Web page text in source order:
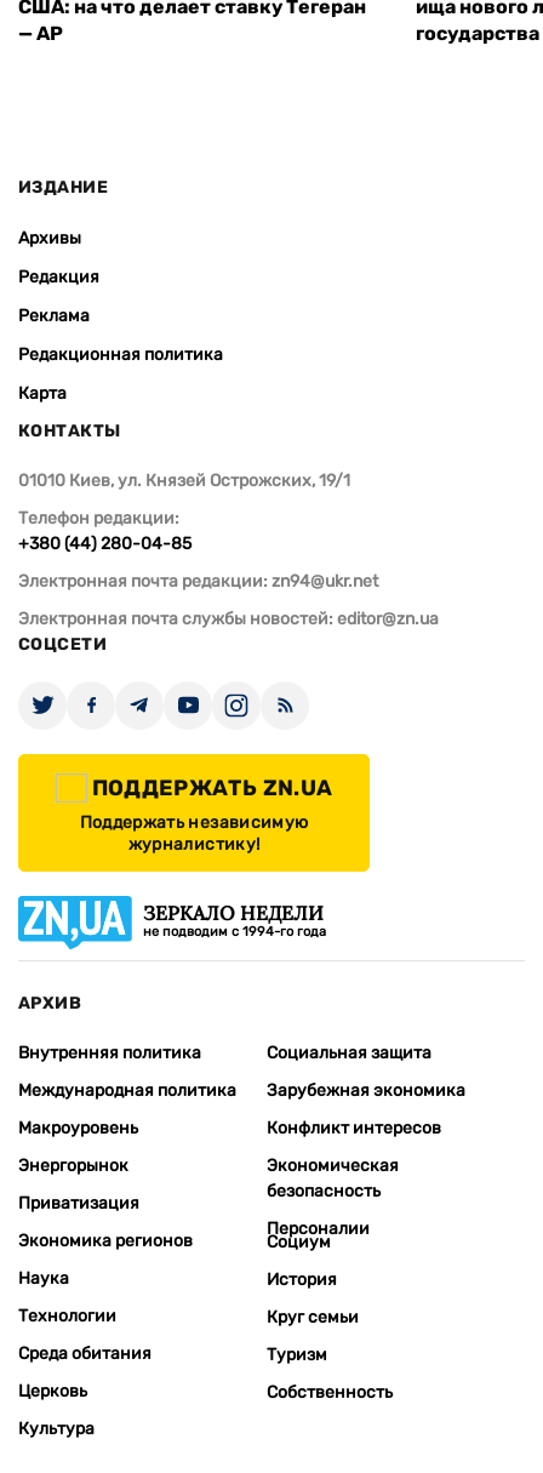
США: на что делает ставку Тегеран
— AP
ища нового
ИЗДАНИЕ
Архивы
Редакция
Реклама
Редакционная политика
Карта
КОНТАКТЫ
01010 Киев, ул. Князей Острожских, 19/1
Телефон редакции:
+380 (44) 280-04-85
Электронная почта редакции: zn94@ukr.net
Электронная почта службы новостей: editor@zn.ua
СОЦСЕТИ
ПОДДЕРЖАТЬ ZN.UA
Поддержать независимую
журналистику!
ЗЕРКАЛО НЕДЕЛИ
не подводим с 1994-го года
АРХИВ
Внутренняя политика
Международная политика
Макроуровень
Энергорынок
Приватизация
Экономика регионов
Социальная защита
Зарубежная экономика
Конфликт интересов
Экономическая
безопасность
Персоналии
Наука
Технологии
Среда обитания
Церковь
Культура
Социум
История
Круг семьи
Туризм
Собственность